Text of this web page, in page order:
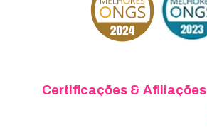
Certificações & Afiliações